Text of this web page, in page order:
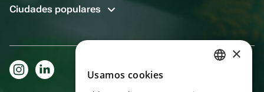
Ciudades populares
×
Usamos cookies